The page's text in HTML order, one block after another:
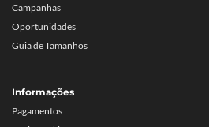
Campanhas
Oportunidades
Guia de Tamanhos
Informações
Pagamentos